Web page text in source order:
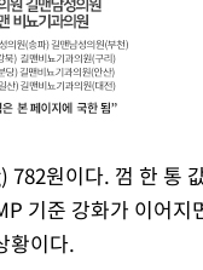
782원이다. 껌 한 통
기준 강화가 이어
황이다.